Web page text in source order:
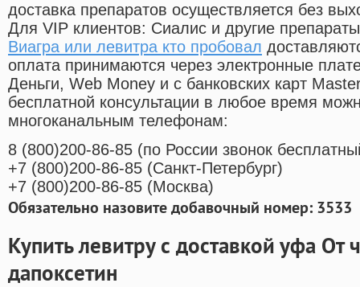
доставка препаратов осуществляется без
Для VIP клиентов: Сиалис и другие
Виагра или левитра кто пробовал
оплата принимаются через электронные
Деньги, Web Money и с банковских карт
бесплатной консультации в любое время
многоканальным телефонам:
8 (800)200-86-85 (по России звонок
+7 (800)200-86-85 (Санкт-Петербург)
+7 (800)200-86-85 (Москва)
Обязательно назовите добавочный номер: 3533
Купить левитру с доставкой уфа От
дапоксетин